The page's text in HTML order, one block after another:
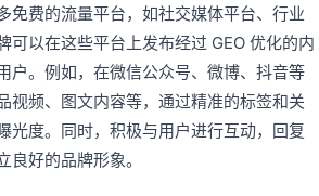
免费的流量平台，如社交媒体平台、行业
可以在这些平台上发布经过 GEO 优化的内
户。例如，在微信公众号、微博、抖音等
视频、图文内容等，通过精准的标签和关
光度。同时，积极与用户进行互动，回复
良好的品牌形象。